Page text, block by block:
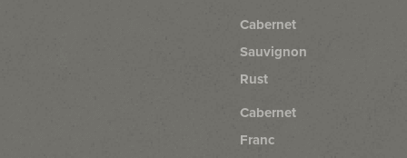
Cabernet
Sauvignon
Rust
Cabernet
Franc